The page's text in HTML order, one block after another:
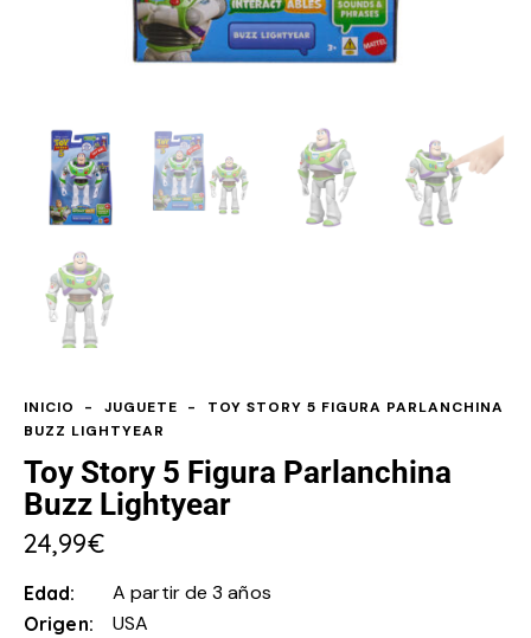
INICIO JUGUETE
TOY STORY 5 FIGURA PARLANCHINA
BUZZ LIGHTYEAR
Toy Story 5 Figura Parlanchina
Buzz Lightyear
24,99€
Edad A partir de 3 años
Origen USA